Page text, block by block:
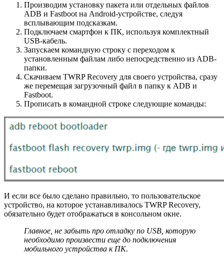
Производим установку пакета или отдельных файлов
ADB и Fastboot на Android-устройстве, следуя
всплывающим подсказкам.
Подключаем смартфон к ПК, используя комплектный
USB-кабель.
Запускаем командную строку с переходом к
установленным файлам либо непосредственно из ADB-
папки.
Скачиваем TWRP Recovery для своего устройства, сразу
же перемещая загрузочный файл в папку к ADB и
Fastboot.
Прописать в командной строке следующие команды:
И если все было сделано правильно, то пользовательское
устройство, на которое устанавливалось TWRP Recovery,
обязательно будет отображаться в консольном окне.
Главное, не забыть про отладку по USB, которую
необходимо произвести еще до подключения
мобильного устройства к ПК.